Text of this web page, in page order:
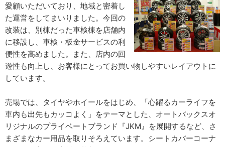
愛顧いただいており、地域と密着し
た運営をしてまいりました。今回の
改装は、別棟だった車検棟を店舗内
に移設し、車検・板金サービスの利
便性を高めました。また、店内の回
遊性も向上し、お客様にとってお買い物しやすいレイアウトに
しています。
売場では、タイヤやホイールをはじめ、「心躍るカーライフを
車内も出先もカッコよく」をテーマとした、オートバックスオ
リジナルのプライベートブランド『JKM』を展開するなど、さ
まざまなカー用品を取りそろえています。シートカバーコーナ